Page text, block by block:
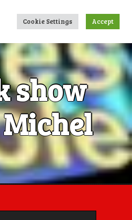
LIENS
show
Cookie Settings Accept